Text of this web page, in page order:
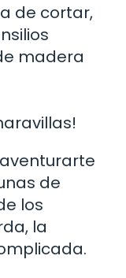
de cortar,
madera
de
los
la